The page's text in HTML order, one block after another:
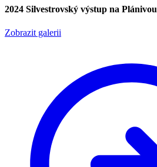
2024 Silvestrovský výstup na Plánivou
Zobrazit galerii